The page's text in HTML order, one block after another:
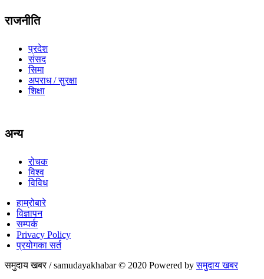
राजनीति
प्रदेश
संसद
सिमा
अपराध / सुरक्षा
शिक्षा
अन्य
रोचक
विश्व
विविध
हाम्रोबारे
विज्ञापन
सम्पर्क
Privacy Policy
प्रयोगका सर्त
समुदाय खबर / samudayakhabar © 2020 Powered byसमुदाय खबर